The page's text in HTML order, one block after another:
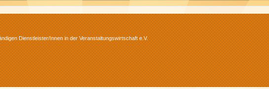
Dienstleister/Innen in der Veranstaltungswirtschaft e.V.